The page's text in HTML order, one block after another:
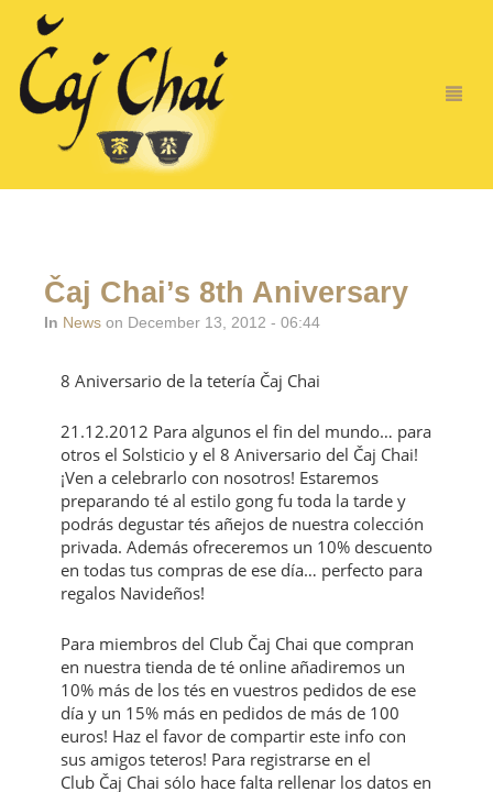
Čaj Chai’s 8th Aniversary
In News on December 13, 2012 - 06:44
8 Aniversario de la tetería Čaj Chai
21.12.2012 Para algunos el fin del mundo… para
otros el Solsticio y el 8 Aniversario del Čaj Chai!
¡Ven a celebrarlo con nosotros! Estaremos
preparando té al estilo gong fu toda la tarde y
podrás degustar tés añejos de nuestra colección
privada. Además ofreceremos un 10% descuento
en todas tus compras de ese día… perfecto para
regalos Navideños!
Para miembros del Club Čaj Chai que compran
en nuestra tienda de té online añadiremos un
10% más de los tés en vuestros pedidos de ese
día y un 15% más en pedidos de más de 100
euros! Haz el favor de compartir este info con
sus amigos teteros! Para registrarse en el
Club Čaj Chai sólo hace falta rellenar los datos en